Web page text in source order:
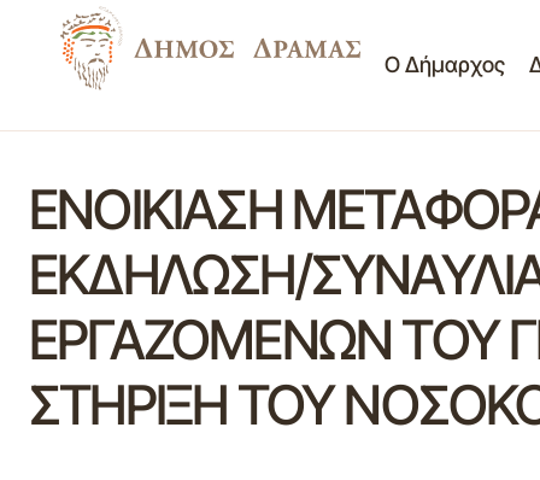
Ο Δήμαρχος
ΕΝΟΙΚΙΑΣΗ
ΕΚΔΗΛΩΣΗ/
ΕΡΓΑΖΟΜΕΝΩΝ ΤΟΥ
ΣΤΗΡΙΞΗ ΤΟΥ